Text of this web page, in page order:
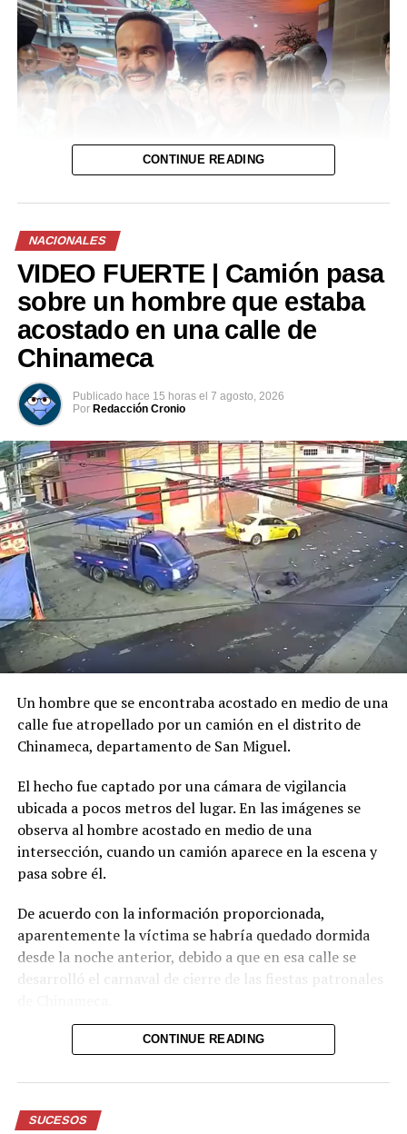
Previo al acto protocolario, el Vicemandatario
salvadoreño, dialogó con el Presidente Abelardo de la
Espriella, a quien envió un afectuoso saludo de parte del
Presidente Bukele y expresó sus mejores deseos al
asumir esta nueva responsabilidad al frente de la nación
colombiana.
CONTINUE READING
NACIONALES
VIDEO FUERTE | Camión pasa
sobre un hombre que estaba
acostado en una calle de
Chinameca
Publicado hace 15 horas el 7 agosto, 2026
Por Redacción Cronio
Un hombre que se encontraba acostado en medio de una
calle fue atropellado por un camión en el distrito de
Chinameca, departamento de San Miguel.
El hecho fue captado por una cámara de vigilancia
ubicada a pocos metros del lugar. En las imágenes se
observa al hombre acostado en medio de una
intersección, cuando un camión aparece en la escena y
pasa sobre él.
De acuerdo con la información proporcionada,
aparentemente la víctima se habría quedado dormida
desde la noche anterior, debido a que en esa calle se
desarrolló el carnaval de cierre de las fiestas patronales
Hasta el momento, el texto no proporciona información
circunstancias posteriores al accidente.
Reproductor
CONTINUE READING
SUCESOS